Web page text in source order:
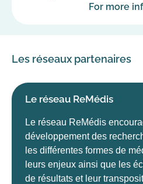
For more
Les réseaux partenaires
Le réseau ReMédis
Le réseau ReMédis
développement des
les différentes formes de
leurs enjeux ainsi que les
de résultats et leur